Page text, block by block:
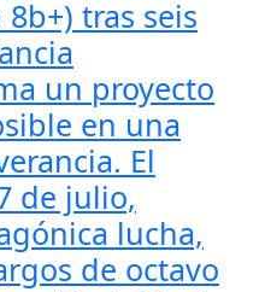
8b+) tras seis
un proyecto
en una
El
de julio,
lucha,
de octavo